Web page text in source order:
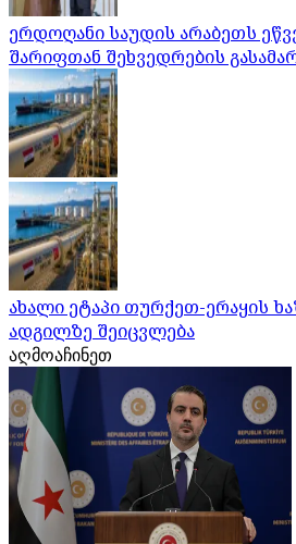
ერდოღანი საუდის არაბეთს
შარიფთან შეხვედრების
ახალი ეტაპი თურქეთ-ერაყის
ადგილზე შეიცვლება
აღმოაჩინეთ